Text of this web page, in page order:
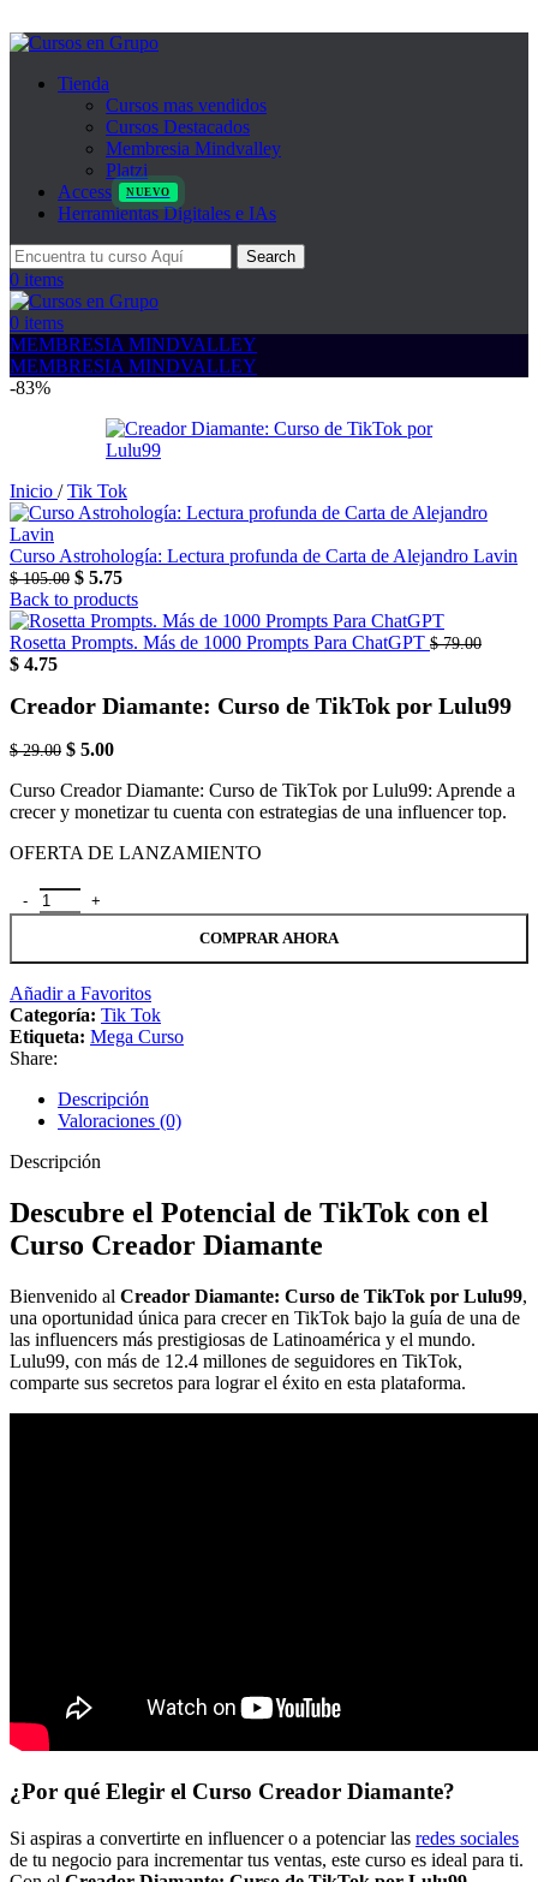
Tienda
Cursos mas vendidos
Cursos Destacados
Membresia Mindvalley
Platzi
Access
NUEVO
Herramientas Digitales e IAs
Search
0 items
0 items
MEMBRESIA MINDVALLEY
MEMBRESIA MINDVALLEY
-83%
Inicio / Tik Tok
Curso Astrohología: Lectura profunda de Carta de Alejandro Lavin
$105.00 El
precio
original
era:
$ 5.75El
precio
actual
es:
Back to products
Rosetta Prompts. Más de 1000 Prompts Para ChatGPT $79.00
El
original
$ 79.00.
$ 4.75El
actual
$ 4.75.
Creador Diamante: Curso de TikTok por Lulu99
$29.00 El
original
era:
$ 5.00El
actual
es:
Curso Creador Diamante: Curso de TikTok por Lulu99: Aprende a
crecer y monetizar tu cuenta con estrategias de una influencer top.
OFERTA DE LANZAMIENTO
Creador Diamante: Curso de TikTok por Lulu99 cantidad
COMPRAR AHORA
Añadir a Favoritos
Categoría: Tik Tok
Etiqueta: Mega Curso
Share:
Descripción
Valoraciones (0)
Descripción
Descubre el Potencial de TikTok con el
Curso Creador Diamante
Bienvenido al Creador Diamante: Curso de TikTok por Lulu99,
una oportunidad única para crecer en TikTok bajo la guía de una de
las influencers más prestigiosas de Latinoamérica y el mundo.
Lulu99, con más de 12.4 millones de seguidores en TikTok,
comparte sus secretos para lograr el éxito en esta plataforma.
¿Por qué Elegir el Curso Creador Diamante?
Si aspiras a convertirte en influencer o a potenciar las redes sociales
de tu negocio para incrementar tus ventas, este curso es ideal para ti.